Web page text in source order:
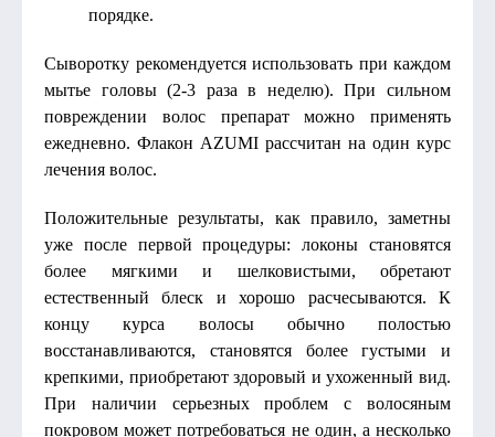
порядке.
Сыворотку рекомендуется использовать при каждом
мытье головы (2-3 раза в неделю). При сильном
повреждении волос препарат можно применять
ежедневно. Флакон AZUMI рассчитан на один курс
лечения волос.
Положительные результаты, как правило, заметны
уже после первой процедуры: локоны становятся
более мягкими и шелковистыми, обретают
естественный блеск и хорошо расчесываются. К
концу курса волосы обычно полостью
восстанавливаются, становятся более густыми и
крепкими, приобретают здоровый и ухоженный вид.
При наличии серьезных проблем с волосяным
покровом может потребоваться не один, а несколько